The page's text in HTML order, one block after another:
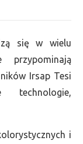
się w wielu
przypominają
Irsap Tesi
technologie,
i